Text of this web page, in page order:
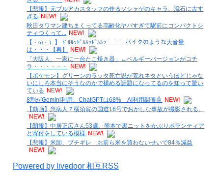
【悲報】元ブルアカスタッフの作るソシャゲのキャラ、流石に古す
ぎる NEW!
秋田タワマン建ちまくってる高齢化ヤバすぎて駅前にコンパクトシ
ティつくって...
NEW!
【・ω・）】 ﾄﾞﾙﾙｯﾄﾞﾙﾙｯﾄﾞﾙﾙｯ・・・ バイクのような大音量
は・・・【再】
NEW!
「大阪人、一家に一台たこ焼き器」←ベルギーバージョンがコチ
ラ・・・・・・
NEW!
【ポケモン】グリーンのラッタ死亡説が荒れネタというほどじゃな
いにしろ本当にそうなのかで揉める話題になってるのを知って驚い
ている NEW!
8割がGemini利用、ChatGPTは68% AI利用調査🤖 NEW!
【動画】急病人？横須賀の国道16号でおかしな事故が撮影される。
NEW!
【朗報】中居正広さん53歳、熊本で黒ニットをかぶりボランティア
と寄付をしている模様 NEW!
【悲報】米卸、ブチギレ お前ら米を買わないせいで84％減益
NEW!
Powered by livedoor 相互RSS